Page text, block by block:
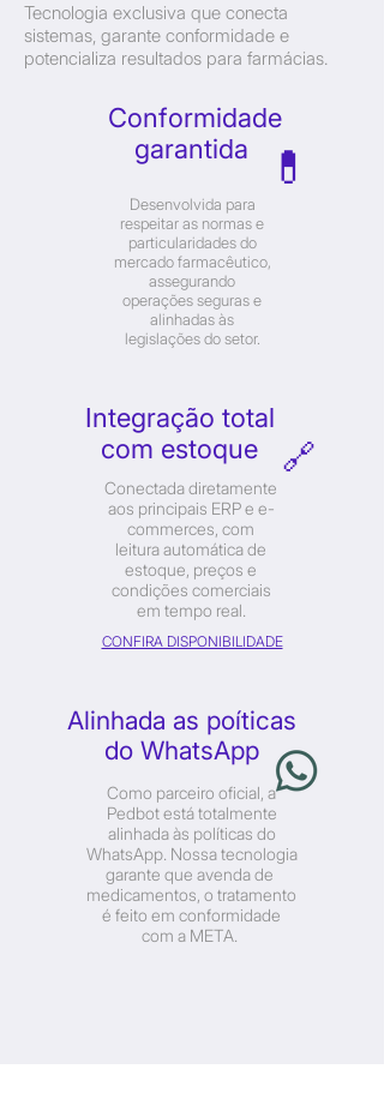
Tecnologia exclusiva que conecta
sistemas, garante conformidade e
potencializa resultados para farmácias.
Desenvolvida para
respeitar as normas e
particularidades do
mercado farmacêutico,
assegurando
operações seguras e
alinhadas às
legislações do setor.
Conformidade
garantida
💊
Integração total
com estoque
Conectada diretamente
aos principais ERP e e-
commerces, com
leitura automática de
estoque, preços e
condições comerciais
em tempo real.
CONFIRA DISPONIBILIDADE
🔗
Alinhada as poíticas
do WhatsApp
Como parceiro oficial, a
Pedbot está totalmente
alinhada às políticas do
WhatsApp. Nossa tecnologia
garante que avenda de
medicamentos, o tratamento
é feito em conformidade
com a META.